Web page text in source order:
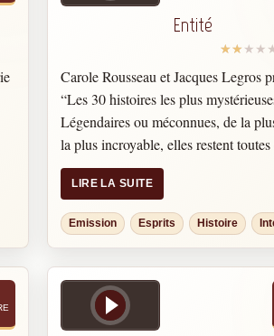
Entité
Carole Rousseau et Jacques Legros
“Les 30 histoires les plus
Légendaires ou méconnues, de la
la plus incroyable, elles restent
partie inexpliquées. Ces phénomènes
forcément d’explications rationnelles,
hantent tous les esprits… Témoins et
de ces phénomènes étranges nous
L’histoire de cette photo est celle de
Chinnery qui, en 1959, venait de
de sa mère. En repartant, elle voulu
LIRE LA SUITE
Emission Esprits Histoire